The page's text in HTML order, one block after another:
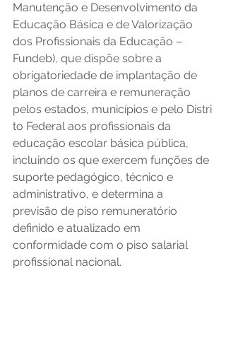
Manutenção e Desenvolvimento da
Educação Básica e de Valorização
dos Profissionais da Educação –
Fundeb), que dispõe sobre a
obrigatoriedade de implantação de
planos de carreira e remuneração
pelos estados, municípios e pelo Distri
to Federal aos profissionais da
educação escolar básica pública,
incluindo os que exercem funções de
suporte pedagógico, técnico e
administrativo, e determina a
previsão de piso remuneratório
definido e atualizado em
conformidade com o piso salarial
profissional nacional.